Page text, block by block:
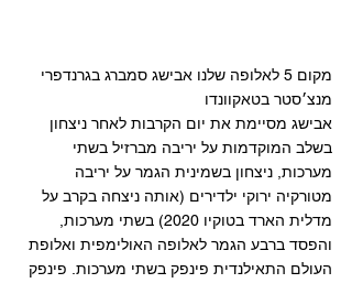
מקום 5 לאלופה שלנו אבישג סמברג בגרנדפרי
מנצ׳סטר בטאקוונדו
אבישג מסיימת את יום הקרבות לאחר ניצחון
בשלב המוקדמות על יריבה מברזיל בשתי
מערכות, ניצחון בשמינית הגמר על יריבה
מטורקיה ירוקי ילדירים (אותה ניצחה בקרב על
מדלית הארד בטוקיו 2020) בשתי מערכות,
והפסד ברבע הגמר לאלופה האולימפית ואלופת
העולם התאילנדית פינפק בשתי מערכות. פינפק